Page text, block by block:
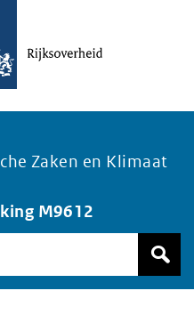
Zaken en Klimaat
M9612